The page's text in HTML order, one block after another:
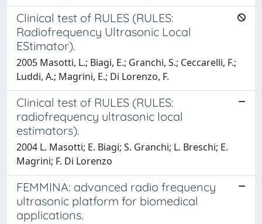
Clinical test of RULES (RULES:
Radiofrequency Ultrasonic Local
EStimator).
2005 Masotti, L.; Biagi, E.; Granchi, S.; Ceccarelli, F.;
Luddi, A.; Magrini, E.; Di Lorenzo, F.
Clinical test of RULES (RULES:
radiofrequency ultrasonic local
estimators).
2004 L. Masotti; E. Biagi; S. Granchi; L. Breschi; E.
Magrini; F. Di Lorenzo
FEMMINA: advanced radio frequency
ultrasonic platform for biomedical
applications.